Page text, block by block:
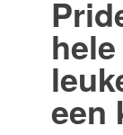
een